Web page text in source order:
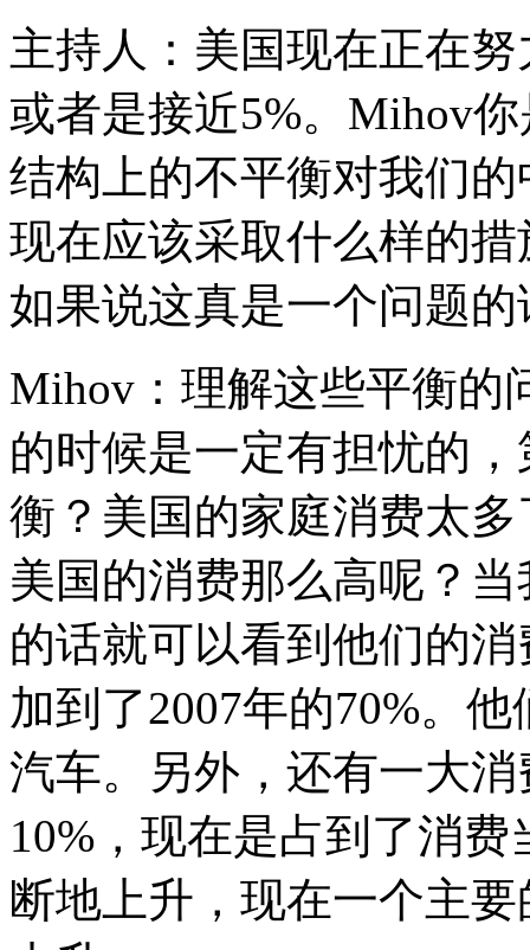
主持人：美国现在正在
或者是接近5%。Mihov
结构上的不平衡对我们
现在应该采取什么样的
如果说这真是一个问题的
Mihov：理解这些平衡的
的时候是一定有担忧的
衡？美国的家庭消费太
美国的消费那么高呢？
的话就可以看到他们的消
加到了2007年的70%。
汽车。另外，还有一大
10%，现在是占到了消
断地上升，现在一个主